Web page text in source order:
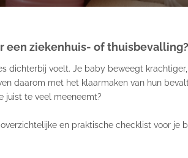
een ziekenhuis- of thuisbevalling?
dichterbij voelt. Je baby beweegt
daarom met het klaarmaken van hun
juist te veel meeneemt?
en praktische checklist voor